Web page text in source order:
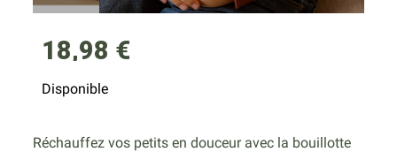
18,98 €
Disponible
Réchauffez vos petits en douceur avec la bouillotte